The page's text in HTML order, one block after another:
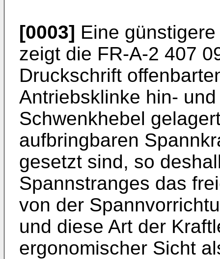
[0003] Eine
zeigt die FR-A-2 407
Druckschrift
Antriebsklinke hin-
Schwenkhebel
aufbringbaren
gesetzt sind, so
Spannstranges das
von der
und diese Art der
ergonomischer Sicht